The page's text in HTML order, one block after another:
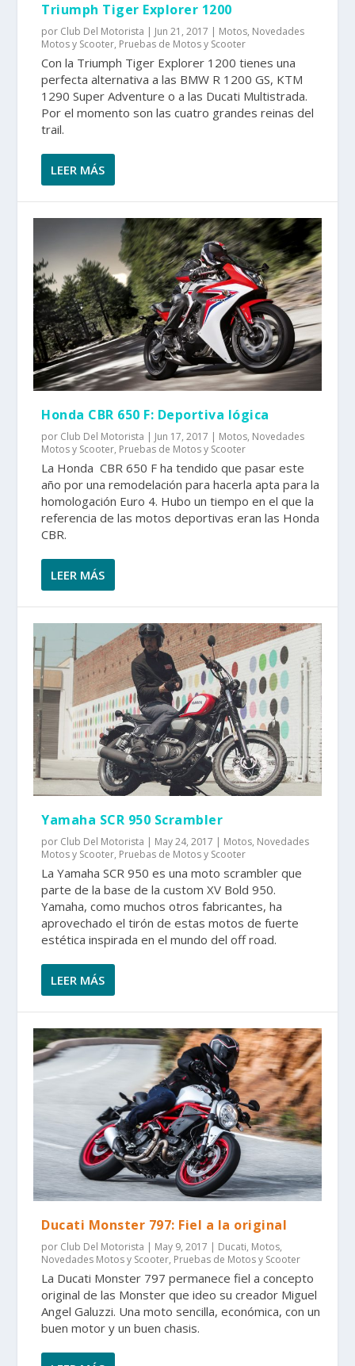
Triumph Tiger Explorer 1200
por Club Del Motorista Jun 21, 2017 Motos, Novedades
Motos y Scooter, Pruebas de Motos y Scooter
Con la Triumph Tiger Explorer 1200 tienes una
perfecta alternativa a las BMW R 1200 GS, KTM
1290 Super Adventure o a las Ducati Multistrada.
Por el momento son las cuatro grandes reinas del
trail.
LEER MÁS
Honda CBR 650 F: Deportiva lógica
por Club Del Motorista | Jun 17, 2017 | Motos, Novedades
Motos y Scooter, Pruebas de Motos y Scooter
La Honda CBR 650 F ha tendido que pasar este
año por una remodelación para hacerla apta para la
homologación Euro 4. Hubo un tiempo en el que la
referencia de las motos deportivas eran las Honda
CBR.
LEER MÁS
Yamaha SCR 950 Scrambler
por Club Del Motorista | May 24, 2017 | Motos, Novedades
Motos y Scooter, Pruebas de Motos y Scooter
La Yamaha SCR 950 es una moto scrambler que
parte de la base de la custom XV Bold 950.
Yamaha, como muchos otros fabricantes, ha
aprovechado el tirón de estas motos de fuerte
estética inspirada en el mundo del off road.
LEER MÁS
Ducati Monster 797: Fiel a la original
por Club Del Motorista | May 9, 2017 | Ducati, Motos,
Novedades Motos y Scooter, Pruebas de Motos y Scooter
La Ducati Monster 797 permanece fiel a concepto
original de las Monster que ideo su creador Miguel
Angel Galuzzi. Una moto sencilla, económica, con un
buen motor y un buen chasis.